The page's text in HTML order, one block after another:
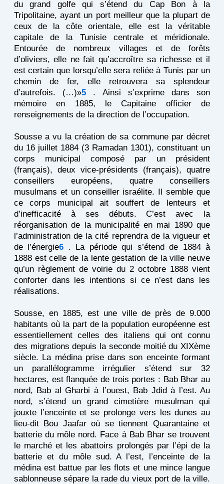
du grand golfe qui s’étend du Cap Bon à la
Tripolitaine, ayant un port meilleur que la plupart de
ceux de la côte orientale, elle est la véritable
capitale de la Tunisie centrale et méridionale.
Entourée de nombreux villages et de forêts
d’oliviers, elle ne fait qu’accroître sa richesse et il
est certain que lorsqu’elle sera reliée à Tunis par un
chemin de fer, elle retrouvera sa splendeur
d’autrefois. (…)»5 . Ainsi s’exprime dans son
mémoire en 1885, le Capitaine officier de
renseignements de la direction de l’occupation.
Sousse a vu la création de sa commune par décret
du 16 juillet 1884 (3 Ramadan 1301), constituant un
corps municipal composé par un président
(français), deux vice-présidents (français), quatre
conseillers européens, quatre conseillers
musulmans et un conseiller israélite. Il semble que
ce corps municipal ait souffert de lenteurs et
d’inefficacité à ses débuts. C’est avec la
réorganisation de la municipalité en mai 1890 que
l’administration de la cité reprendra de la vigueur et
de l’énergie6 . La période qui s’étend de 1884 à
1888 est celle de la lente gestation de la ville neuve
qu’un règlement de voirie du 2 octobre 1888 vient
conforter dans les intentions si ce n’est dans les
réalisations.
Sousse, en 1885, est une ville de près de 9.000
habitants où la part de la population européenne est
essentiellement celles des italiens qui ont connu
des migrations depuis la seconde moitié du XIXème
siècle. La médina prise dans son enceinte formant
un parallélogramme irrégulier s’étend sur 32
hectares, est flanquée de trois portes : Bab Bhar au
nord, Bab al Gharbi à l’ouest, Bab Jdid à l’est. Au
nord, s’étend un grand cimetière musulman qui
jouxte l’enceinte et se prolonge vers les dunes au
lieu-dit Bou Jaafar où se tiennent Quarantaine et
batterie du môle nord. Face à Bab Bhar se trouvent
le marché et les abattoirs prolongés par l’épi de la
batterie et du môle sud. A l’est, l’enceinte de la
médina est battue par les flots et une mince langue
sablonneuse sépare la rade du vieux port de la ville.